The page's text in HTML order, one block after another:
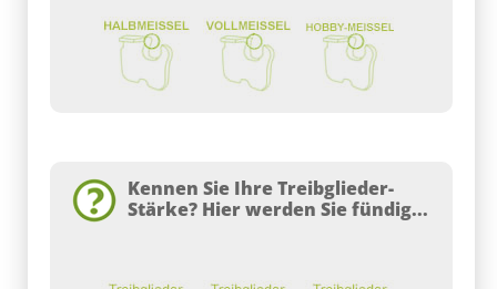
Kennen Sie Ihre Treibglieder-
Stärke? Hier werden Sie fündig...